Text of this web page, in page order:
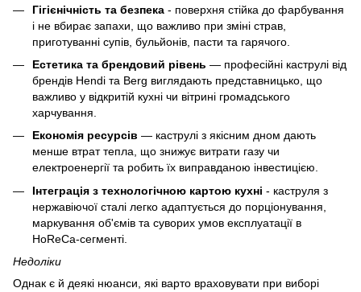
Гігієнічність та безпека - поверхня стійка до фарбування
і не вбирає запахи, що важливо при зміні страв,
приготуванні супів, бульйонів, пасти та гарячого.
Естетика та брендовий рівень — професійні каструлі від
брендів Hendi та Berg виглядають представницько, що
важливо у відкритій кухні чи вітрині громадського
харчування.
Економія ресурсів — каструлі з якісним дном дають
менше втрат тепла, що знижує витрати газу чи
електроенергії та робить їх виправданою інвестицією.
Інтеграція з технологічною картою кухні - каструля з
нержавіючої сталі легко адаптується до порціонування,
маркування об'ємів та суворих умов експлуатації в
HoReCa-сегменті.
Недоліки
Однак є й деякі нюанси, які варто враховувати при виборі